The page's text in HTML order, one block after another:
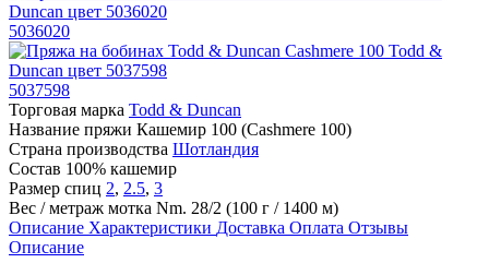
5036020
5037598
Торговая марка Todd & Duncan
Название пряжи Кашемир 100 (Cashmere 100)
Страна производства Шотландия
Состав 100% кашемир
Размер спиц 2, 2.5, 3
Вес / метраж мотка Nm. 28/2 (100 г / 1400 м)
Описание Характеристики Доставка Оплата Отзывы
Описание